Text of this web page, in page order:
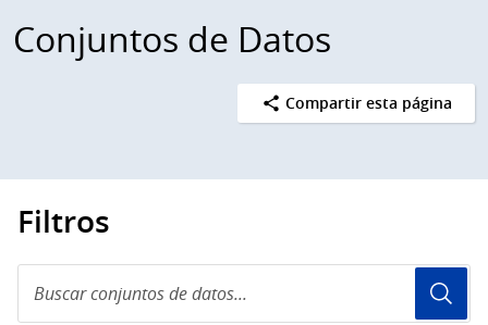
Conjuntos de Datos
Compartir esta página
Filtros
conjuntos